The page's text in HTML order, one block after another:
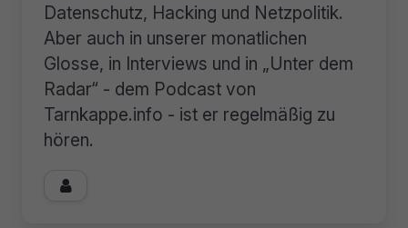
Datenschutz, Hacking und Netzpolitik.
Aber auch in unserer monatlichen
Glosse, in Interviews und in „Unter dem
Radar“ - dem Podcast von
Tarnkappe.info - ist er regelmäßig zu
hören.
